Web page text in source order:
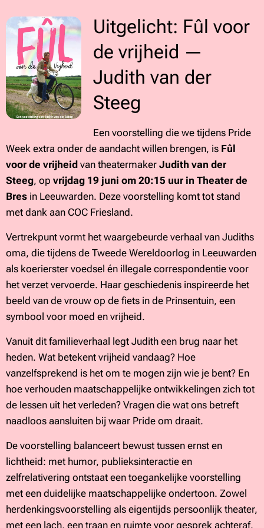
Uitgelicht: Fûl voor
de vrijheid —
Judith van der
Steeg
Een voorstelling die we tijdens Pride
Week extra onder de aandacht willen brengen, is Fûl
voor de vrijheid van theatermaker Judith van der
Steeg, op vrijdag 19 juni om 20:15 uur in Theater de
Bres in Leeuwarden. Deze voorstelling komt tot stand
met dank aan COC Friesland.
Vertrekpunt vormt het waargebeurde verhaal van Judiths
oma, die tijdens de Tweede Wereldoorlog in Leeuwarden
als koerierster voedsel én illegale correspondentie voor
het verzet vervoerde. Haar geschiedenis inspireerde het
beeld van de vrouw op de fiets in de Prinsentuin, een
symbool voor moed en vrijheid.
Vanuit dit familieverhaal legt Judith een brug naar het
heden. Wat betekent vrijheid vandaag? Hoe
vanzelfsprekend is het om te mogen zijn wie je bent? En
hoe verhouden maatschappelijke ontwikkelingen zich tot
de lessen uit het verleden? Vragen die wat ons betreft
naadloos aansluiten bij waar Pride om draait.
De voorstelling balanceert bewust tussen ernst en
lichtheid: met humor, publieksinteractie en
zelfrelativering ontstaat een toegankelijke voorstelling
met een duidelijke maatschappelijke ondertoon. Zowel
herdenkingsvoorstelling als eigentijds persoonlijk theater,
met een lach, een traan en ruimte voor gesprek achteraf.